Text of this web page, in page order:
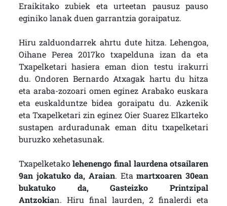
Eraikitako zubiek eta urteetan pausuz pauso
eginiko lanak duen garrantzia goraipatuz.
Hiru zalduondarrek ahrtu dute hitza. Lehengoa,
Oihane Perea 2017ko txapelduna izan da eta
Txapelketari hasiera eman dion testu irakurri
du. Ondoren Bernardo Atxagak hartu du hitza
eta araba-zozoari omen eginez Arabako euskara
eta euskalduntze bidea goraipatu du. Azkenik
eta Txapelketari zin eginez Oier Suarez Elkarteko
sustapen arduradunak eman ditu txapelketari
buruzko xehetasunak.
Txapelketakolehenengo final laurdena otsailaren
9an jokatuko da, Araian. Etamartxoaren 30ean
bukatuko da, Gasteizko Printzipal
Antzokian. Hiru final laurden, 2 finalerdi eta